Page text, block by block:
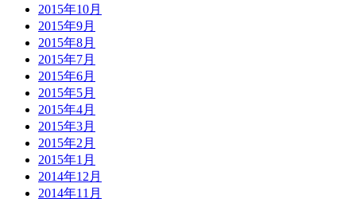
2015年10月
2015年9月
2015年8月
2015年7月
2015年6月
2015年5月
2015年4月
2015年3月
2015年2月
2015年1月
2014年12月
2014年11月